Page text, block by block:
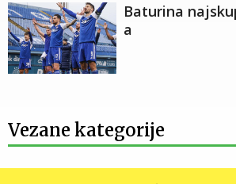
Baturina
a
Vezane kategorije